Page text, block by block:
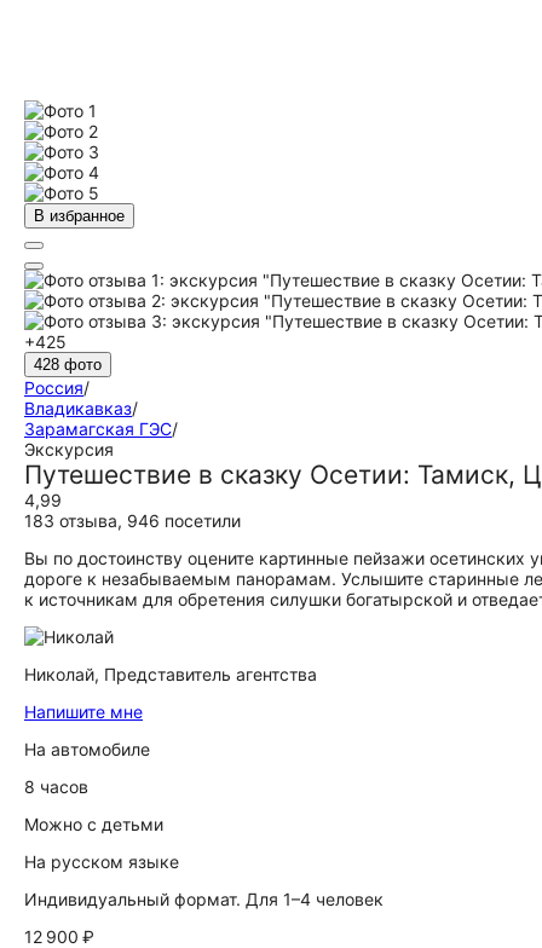
В избранное
+425
428 фото
Россия/
Владикавказ/
Зарамагская ГЭС/
Экскурсия
Путешествие в сказку Осетии: Тамиск,
4,99
183 отзыва, 946 посетили
Вы по достоинству оцените картинные пейзажи
дороге к незабываемым панорамам. Услышите старинные
к источникам для обретения силушки богатырской и
Николай, Представитель агентства
Напишите мне
На автомобиле
8 часов
Можно с детьми
На русском языке
Индивидуальный формат. Для 1–4 человек
12 900 ₽